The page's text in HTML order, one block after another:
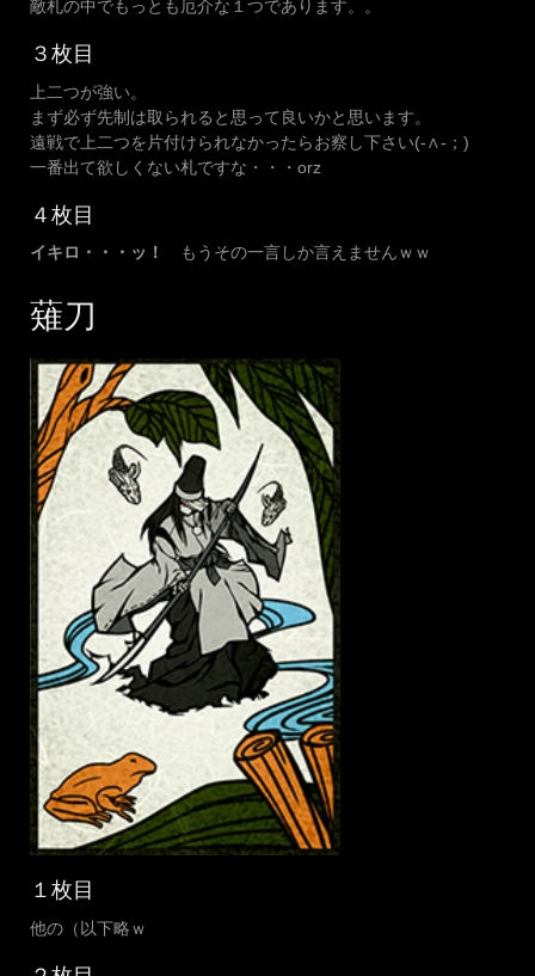
敵札の中でもっとも厄介な１つであります。。
３枚目
上二つが強い。
まず必ず先制は取られると思って良いかと思います。
遠戦で上二つを片付けられなかったらお察し下さい(-∧-；)
一番出て欲しくない札ですな・・・orz
４枚目
イキロ・・・ッ！ もうその一言しか言えませんｗｗ
薙刀
１枚目
他の（以下略ｗ